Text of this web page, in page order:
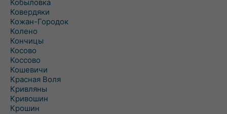
Кобыловка
Ковердяки
Кожан-Городок
Колено
Кончицы
Косово
Коссово
Кошевичи
Красная Воля
Кривляны
Кривошин
Крошин